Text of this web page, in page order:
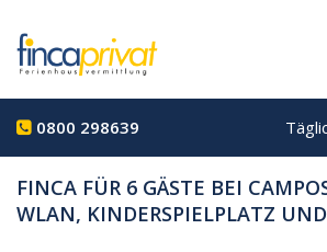
0800 298639
FINCA FÜR 6 GÄSTE BEI
WLAN, KINDERSPIELPLATZ